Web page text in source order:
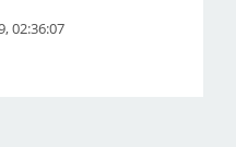
02:36:07